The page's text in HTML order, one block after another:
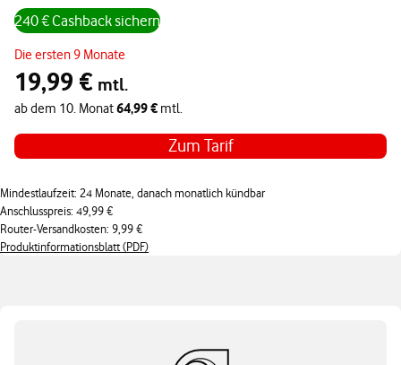
240 € Cashback sichern
Die ersten 9 Monate
19,99 € mtl.
ab dem 10. Monat64,99 € mtl.
Zum Tarif
Mindestlaufzeit: 24 Monate, danach monatlich kündbar
Anschlusspreis: 49,99 €
Router-Versandkosten: 9,99 €
Produktinformationsblatt (PDF)